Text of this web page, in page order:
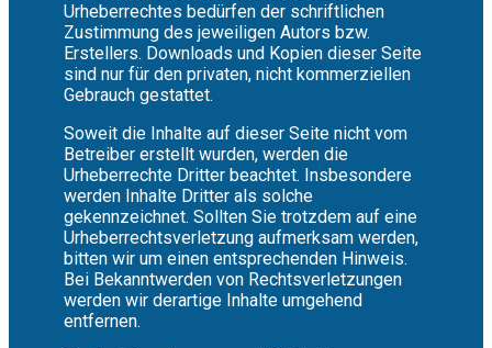
Urheberrechtes bedürfen der schriftlichen
Zustimmung des jeweiligen Autors bzw.
Erstellers. Downloads und Kopien dieser Seite
sind nur für den privaten, nicht kommerziellen
Gebrauch gestattet.
Soweit die Inhalte auf dieser Seite nicht vom
Betreiber erstellt wurden, werden die
Urheberrechte Dritter beachtet. Insbesondere
werden Inhalte Dritter als solche
gekennzeichnet. Sollten Sie trotzdem auf eine
Urheberrechtsverletzung aufmerksam werden,
bitten wir um einen entsprechenden Hinweis.
Bei Bekanntwerden von Rechtsverletzungen
werden wir derartige Inhalte umgehend
entfernen.